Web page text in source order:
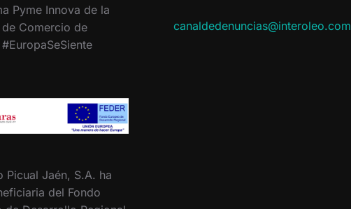
Pyme Innova de la
de Comercio de
Picual Jaén, S.A. ha
del Fondo
canaldedenuncias@interoleo.com